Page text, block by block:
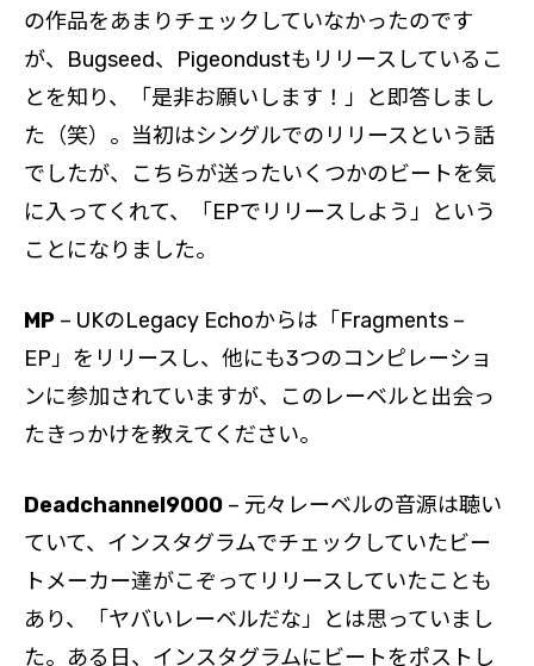
の作品をあまりチェックしていなかったのです
が、Bugseed、Pigeondustもリリースしているこ
とを知り、「是非お願いします！」と即答しまし
た（笑）。当初はシングルでのリリースという話
でしたが、こちらが送ったいくつかのビートを気
に入ってくれて、「EPでリリースしよう」という
ことになりました。
MP – UKのLegacy Echoからは「Fragments –
EP」をリリースし、他にも3つのコンピレーショ
ンに参加されていますが、このレーベルと出会っ
たきっかけを教えてください。
Deadchannel9000 – 元々レーベルの音源は聴い
ていて、インスタグラムでチェックしていたビー
トメーカー達がこぞってリリースしていたことも
あり、「ヤバいレーベルだな」とは思っていまし
た。ある日、インスタグラムにビートをポストし